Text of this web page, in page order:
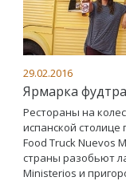
29.02.2016
Ярмарка
Рестораны на
испанской
Food Truck Nuevos
страны разобьют
Ministerios и